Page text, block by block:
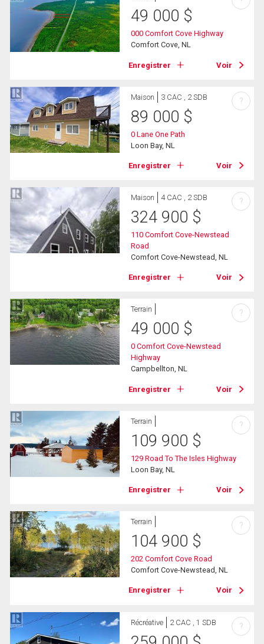
49 000 $
000 Comfort Cove Highway
Comfort Cove, NL
Enregistrer Voir
Maison 3 CAC , 2 SDB
89 000 $
0 Lane One Path
Loon Bay, NL
Enregistrer Voir
?
Maison 4 CAC , 2 SDB
324 900 $
110 Comfort Cove-Newstead
Road
Comfort Cove-Newstead, NL
Enregistrer Voir
?
Terrain
49 000 $
0 Comfort Cove-Newstead
Highway
Campbellton, NL
Enregistrer Voir
?
Terrain
109 900 $
129 Road To The Isles Highway
Loon Bay, NL
Enregistrer Voir
?
Terrain
104 900 $
202 Comfort Cove Road
Comfort Cove-Newstead, NL
Enregistrer Voir
?
Récréative 2 CAC , 1 SDB ?